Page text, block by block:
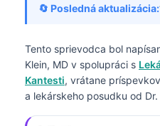
🔄 Posledná aktualizácia:
Tento sprievodca bol
Klein, MD v spolupráci s
Kantesti, vrátane
a lekárskeho posudku od Dr.